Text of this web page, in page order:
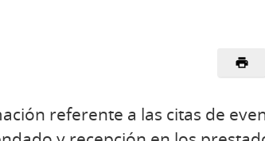
referente a las citas de